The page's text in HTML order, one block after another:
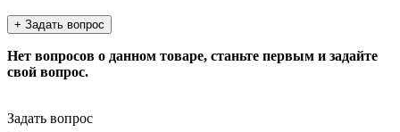
+ Задать вопрос
Нет вопросов о данном товаре, станьте первым и задайте
свой вопрос.
Задать вопрос